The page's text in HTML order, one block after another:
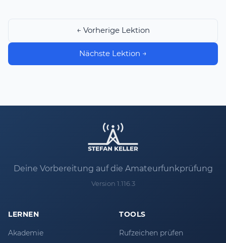
← Vorherige Lektion
Nächste Lektion →
Deine Vorbereitung auf die Amateurfunkprüfung
Version 1.116.3
LERNEN
Akademie
TOOLS
Rufzeichen prüfen